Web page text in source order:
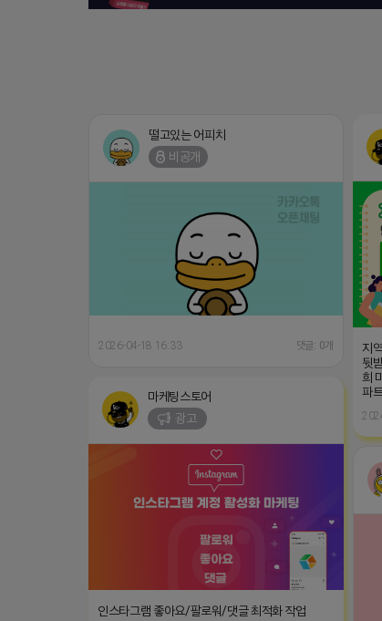
떨고있는 어피치
비공개
2026-04-18 16:33 댓글: 0개
지
뒷
희
파
마케팅스토어
광고
인스타그램 좋아요/팔로워/댓글 최적화 작업